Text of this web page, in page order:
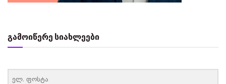
გამოიწერე სიახლეები